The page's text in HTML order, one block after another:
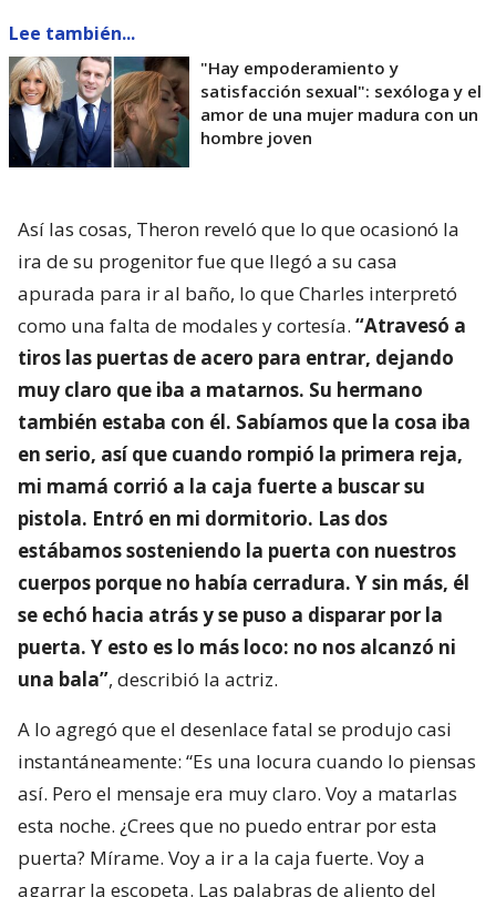
Lee también...
"Hay empoderamiento y
satisfacción sexual": sexóloga y el
amor de una mujer madura con un
hombre joven
Así las cosas, Theron reveló que lo que ocasionó la
ira de su progenitor fue que llegó a su casa
apurada para ir al baño, lo que Charles interpretó
como una falta de modales y cortesía. “Atravesó a
tiros las puertas de acero para entrar, dejando
muy claro que iba a matarnos. Su hermano
también estaba con él. Sabíamos que la cosa iba
en serio, así que cuando rompió la primera reja,
mi mamá corrió a la caja fuerte a buscar su
pistola. Entró en mi dormitorio. Las dos
estábamos sosteniendo la puerta con nuestros
cuerpos porque no había cerradura. Y sin más, él
se echó hacia atrás y se puso a disparar por la
puerta. Y esto es lo más loco: no nos alcanzó ni
una bala”, describió la actriz.
A lo agregó que el desenlace fatal se produjo casi
instantáneamente: “Es una locura cuando lo piensas
así. Pero el mensaje era muy claro. Voy a matarlas
esta noche. ¿Crees que no puedo entrar por esta
puerta? Mírame. Voy a ir a la caja fuerte. Voy a
agarrar la escopeta. Las palabras de aliento del